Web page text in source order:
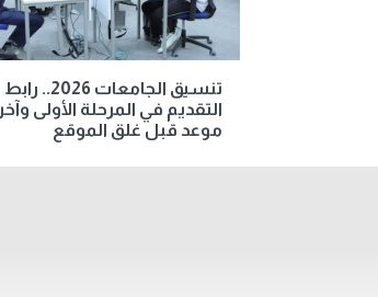
تنسيق الجامعات 2026.. رابط
التقديم في المرحلة الأولى وآخر
موعد قبل غلق الموقع